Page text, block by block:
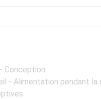
Conception
- Alimentation pendant la